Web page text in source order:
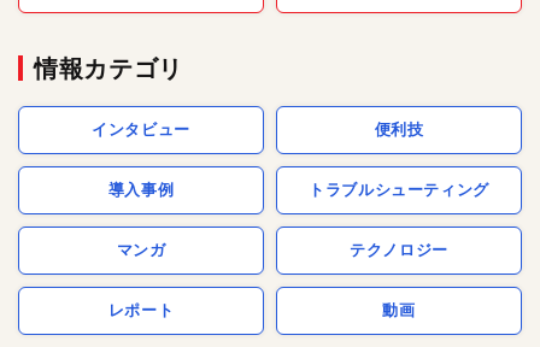
情報カテゴリ
インタビュー 便利技
導入事例 トラブルシューティング
マンガ テクノロジー
レポート 動画